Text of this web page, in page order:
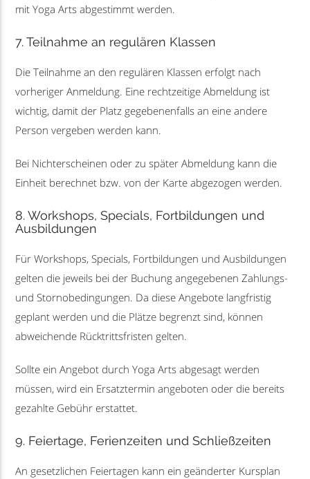
mit Yoga Arts abgestimmt werden.
7. Teilnahme an regulären Klassen
Die Teilnahme an den regulären Klassen erfolgt nach
vorheriger Anmeldung. Eine rechtzeitige Abmeldung ist
wichtig, damit der Platz gegebenenfalls an eine andere
Person vergeben werden kann.
Bei Nichterscheinen oder zu später Abmeldung kann die
Einheit berechnet bzw. von der Karte abgezogen werden.
8. Workshops, Specials, Fortbildungen und
Ausbildungen
Für Workshops, Specials, Fortbildungen und Ausbildungen
gelten die jeweils bei der Buchung angegebenen Zahlungs-
und Stornobedingungen. Da diese Angebote langfristig
geplant werden und die Plätze begrenzt sind, können
abweichende Rücktrittsfristen gelten.
Sollte ein Angebot durch Yoga Arts abgesagt werden
müssen, wird ein Ersatztermin angeboten oder die bereits
gezahlte Gebühr erstattet.
9. Feiertage, Ferienzeiten und Schließzeiten
An gesetzlichen Feiertagen kann ein geänderter Kursplan